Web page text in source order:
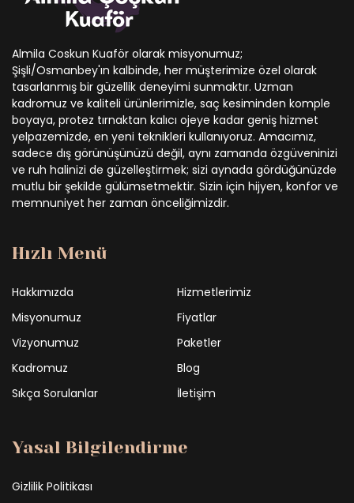
Almila Coskun Kuaför olarak misyonumuz;
Şişli/Osmanbey'ın kalbinde, her müşterimize özel olarak
tasarlanmış bir güzellik deneyimi sunmaktır. Uzman
kadromuz ve kaliteli ürünlerimizle, saç kesiminden komple
boyaya, protez tırnaktan kalıcı ojeye kadar geniş hizmet
yelpazemizde, en yeni teknikleri kullanıyoruz. Amacımız,
sadece dış görünüşünüzü değil, aynı zamanda özgüveninizi
ve ruh halinizi de güzelleştirmek; sizi aynada gördüğünüzde
mutlu bir şekilde gülümsetmektir. Sizin için hijyen, konfor ve
memnuniyet her zaman önceliğimizdir.
Hızlı Menü
Hakkımızda
Hizmetlerimiz
Misyonumuz
Fiyatlar
Vizyonumuz
Paketler
Kadromuz
Blog
Sıkça Sorulanlar
İletişim
Yasal Bilgilendirme
Gizlilik Politikası